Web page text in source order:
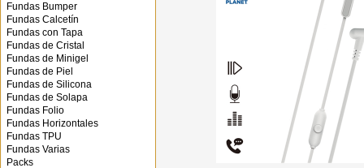
Fundas Bumper
Fundas Calcetín
Fundas con Tapa
Fundas de Cristal
Fundas de Minigel
Fundas de Piel
Fundas de Silicona
Fundas de Solapa
Fundas Folio
Fundas Horizontales
Fundas TPU
Fundas Varias
Packs